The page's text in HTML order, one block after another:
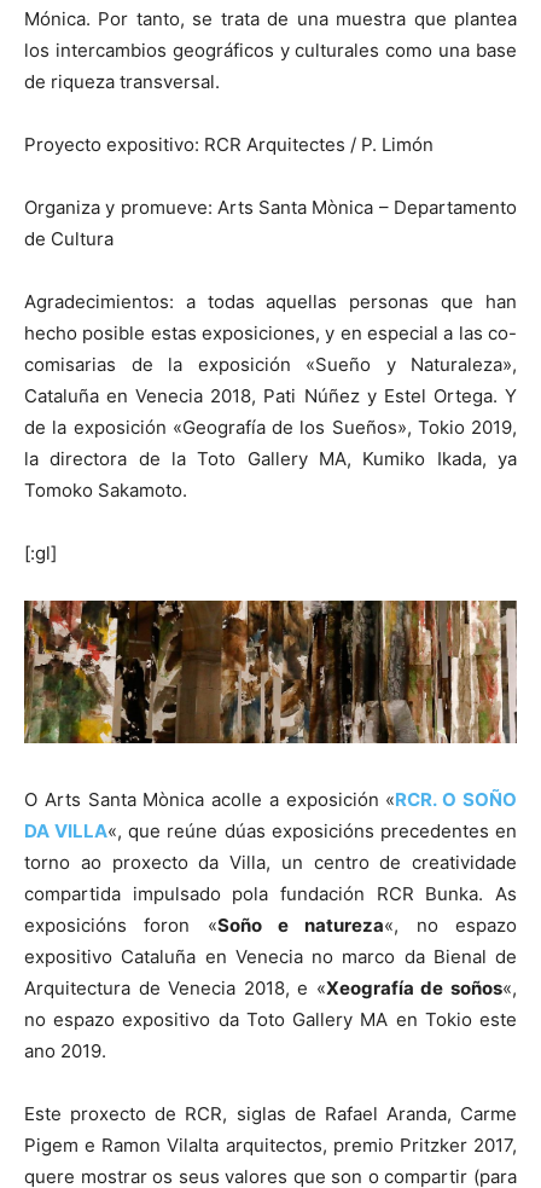
Mónica. Por tanto, se trata de una muestra que plantea
los intercambios geográficos y culturales como una base
de riqueza transversal.
Proyecto expositivo: RCR Arquitectes / P. Limón
Organiza y promueve: Arts Santa Mònica – Departamento
de Cultura
Agradecimientos: a todas aquellas personas que han
hecho posible estas exposiciones, y en especial a las co-
comisarias de la exposición «Sueño y Naturaleza»,
Cataluña en Venecia 2018, Pati Núñez y Estel Ortega. Y
de la exposición «Geografía de los Sueños», Tokio 2019,
la directora de la Toto Gallery MA, Kumiko Ikada, ya
Tomoko Sakamoto.
[:gl]
O Arts Santa Mònica acolle a exposición «RCR. O SOÑO
DA VILLA«, que reúne dúas exposicións precedentes en
torno ao proxecto da Villa, un centro de creatividade
compartida impulsado pola fundación RCR Bunka. As
exposicións foron «Soño e natureza«, no espazo
expositivo Cataluña en Venecia no marco da Bienal de
Arquitectura de Venecia 2018, e «Xeografía de soños«,
no espazo expositivo da Toto Gallery MA en Tokio este
ano 2019.
Este proxecto de RCR, siglas de Rafael Aranda, Carme
Pigem e Ramon Vilalta arquitectos, premio Pritzker 2017,
quere mostrar os seus valores que son o compartir (para